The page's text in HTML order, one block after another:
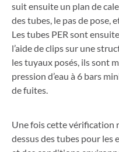
suit ensuite un plan de
des tubes, le pas de pose,
Les tubes PER sont
l’aide de clips sur une
les tuyaux posés, ils sont
pression d’eau à 6 bars
de fuites.
Une fois cette vérification
dessus des tubes pour les